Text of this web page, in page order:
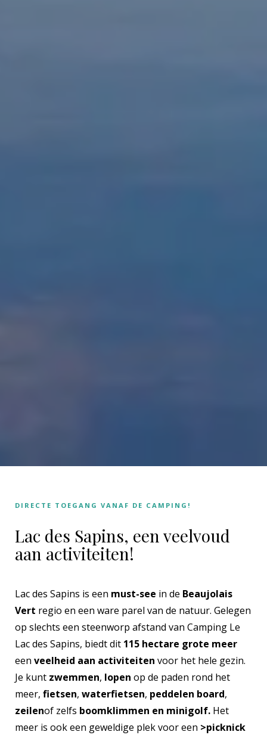
DIRECTE TOEGANG VANAF DE CAMPING!
Lac des Sapins, een veelvoud
aan activiteiten!
Lac des Sapins is een must-see in de Beaujolais
Vert regio en een ware parel van de natuur. Gelegen
op slechts een steenworp afstand van Camping Le
Lac des Sapins, biedt dit 115 hectare grote meer
een veelheid aan activiteiten voor het hele gezin.
Je kunt zwemmen, lopen op de paden rond het
meer, fietsen, waterfietsen, peddelen board,
zeilenof zelfs boomklimmen en minigolf. Het
meer is ook een geweldige plek voor een >picknick